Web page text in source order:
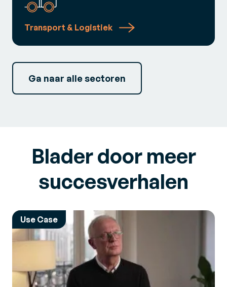
Transport & Logistiek
Ga naar alle sectoren
Blader door meer
succesverhalen
Use Case